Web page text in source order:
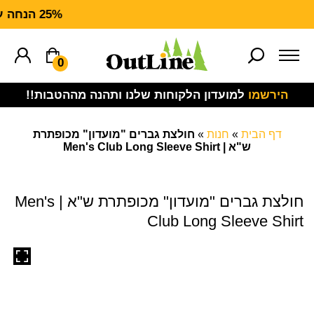
25% הנחה על ציוד מנדף CARHARTT FORCE
0
הירשמו למועדון הלקוחות שלנו ותהנה מההטבות!!
דף הבית » חנות » חולצת גברים "מועדון" מכופתרת
ש"א | Men's Club Long Sleeve Shirt
חולצת גברים "מועדון" מכופתרת ש"א | Men's
Club Long Sleeve Shirt